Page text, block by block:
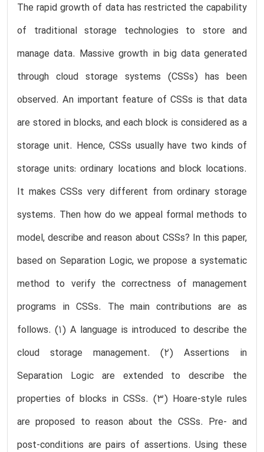
The rapid growth of data has restricted the capability
of traditional storage technologies to store and
manage data. Massive growth in big data generated
through cloud storage systems (CSSs) has been
observed. An important feature of CSSs is that data
are stored in blocks, and each block is considered as a
storage unit. Hence, CSSs usually have two kinds of
storage units: ordinary locations and block locations.
It makes CSSs very different from ordinary storage
systems. Then how do we appeal formal methods to
model, describe and reason about CSSs? In this paper,
based on Separation Logic, we propose a systematic
method to verify the correctness of management
programs in CSSs. The main contributions are as
follows. (1) A language is introduced to describe the
cloud storage management. (2) Assertions in
Separation Logic are extended to describe the
properties of blocks in CSSs. (3) Hoare-style rules
are proposed to reason about the CSSs. Pre- and
post-conditions are pairs of assertions. Using these